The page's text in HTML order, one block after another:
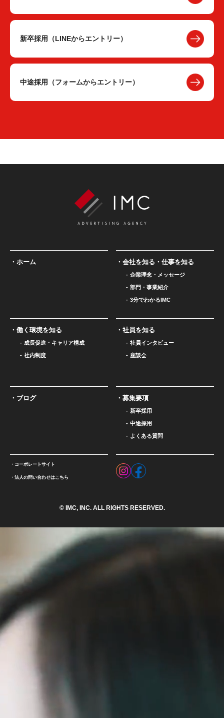
新卒採用（LINEからエントリー）
中途採用（フォームからエントリー）
ホーム 会社を知る・仕事を知る
企業理念・メッセージ
部門・事業紹介
3分でわかるIMC
働く環境を知る
成長促進・キャリア構成
社内制度
社員を知る
社員インタビュー
座談会
ブログ 募集要項
新卒採用
中途採用
よくある質問
コーポレートサイト
法人の問い合わせはこちら
© IMC, INC. ALL RIGHTS RESERVED.